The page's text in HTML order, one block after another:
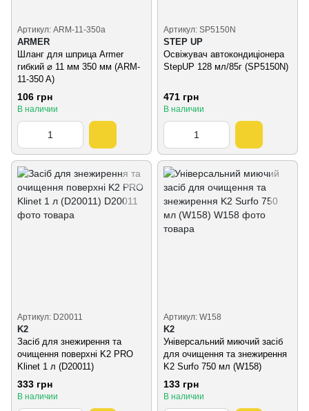
Артикул: ARM-11-350a
ARMER
Шланг для шприца Armer
гибкий ⌀ 11 мм 350 мм (ARM-
11-350 A)
106 грн
В наличии
Артикул: SP5150N
STEP UP
Освіжувач автокондиціонера
StepUP 128 мл/85г (SP5150N)
471 грн
В наличии
Артикул: D20011
K2
Засіб для знежирення та
очищення поверхні K2 PRO
Klinet 1 л (D20011)
333 грн
В наличии
Артикул: W158
K2
Універсальний миючий засіб
для очищення та знежирення
K2 Surfo 750 мл (W158)
133 грн
В наличии